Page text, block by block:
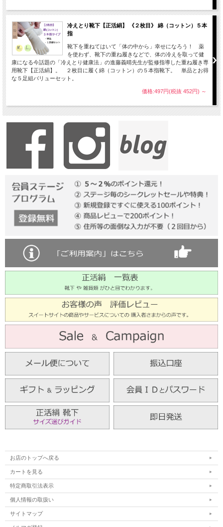
冷えとり靴下【正活絹】 《２枚目》 綿（コットン）５本
指
靴下を重ねてはいて「体の中から」幸せになろう！ 薬
を使わず、靴下の重ね履きなどで、体の冷えを取って健
康になる今話題の「冷えとり健康法」の進藤義晴先生が監修指導した重ね履き専
用靴下【正活絹】。 ２枚目に履く綿（コットン）の５本指靴下。 単品とお得
な５足組バリューセット。
価格:497円(税抜 452円) ～
お店のトップへ戻る
カートを見る
特定商取引法表示
個人情報の取扱い
サイトマップ